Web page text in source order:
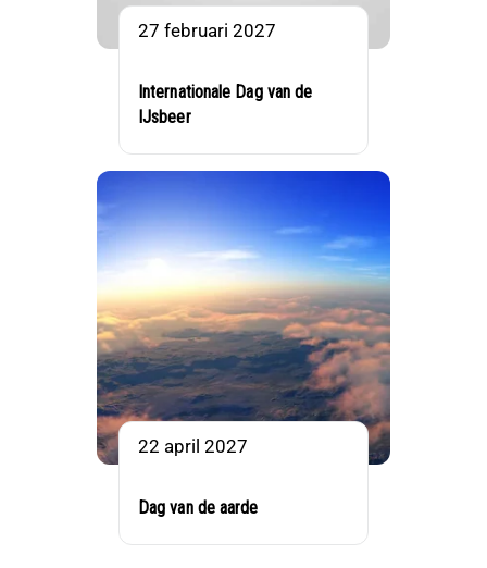
27 februari 2027
Internationale Dag van de
IJsbeer
22 april 2027
Dag van de aarde